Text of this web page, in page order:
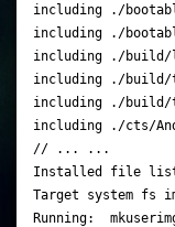
including ./
including ./
including ./build/
including ./build/
including ./build/
including ./cts/
// ... ...
Installed file
Target system fs
Running: